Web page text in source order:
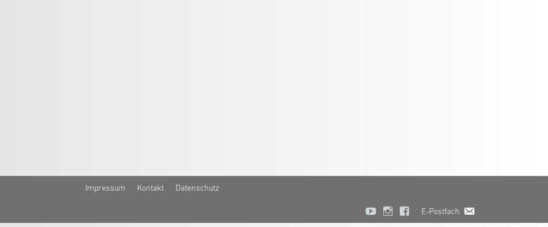
Impressum Kontakt Datenschutz
E-Postfach